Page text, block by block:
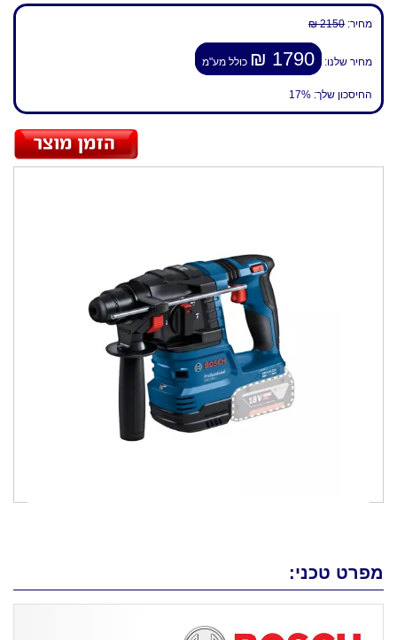
מחיר: 2150 ₪
מחיר שלנו: 1790 ₪ כולל מע"מ
החיסכון שלך: 17%
מפרט טכני: